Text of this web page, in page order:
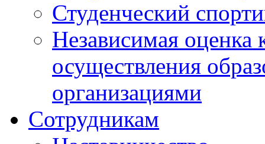
Студенческий
Независимая оценка
осуществления
организациями
Сотрудникам